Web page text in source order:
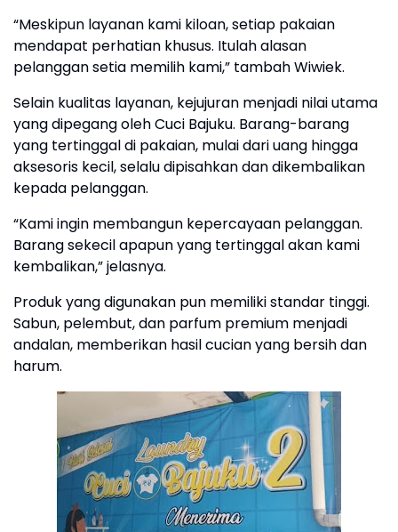
“Meskipun layanan kami kiloan, setiap pakaian
mendapat perhatian khusus. Itulah alasan
pelanggan setia memilih kami,” tambah Wiwiek.
Selain kualitas layanan, kejujuran menjadi nilai utama
yang dipegang oleh Cuci Bajuku. Barang-barang
yang tertinggal di pakaian, mulai dari uang hingga
aksesoris kecil, selalu dipisahkan dan dikembalikan
kepada pelanggan.
“Kami ingin membangun kepercayaan pelanggan.
Barang sekecil apapun yang tertinggal akan kami
kembalikan,” jelasnya.
Produk yang digunakan pun memiliki standar tinggi.
Sabun, pelembut, dan parfum premium menjadi
andalan, memberikan hasil cucian yang bersih dan
harum.